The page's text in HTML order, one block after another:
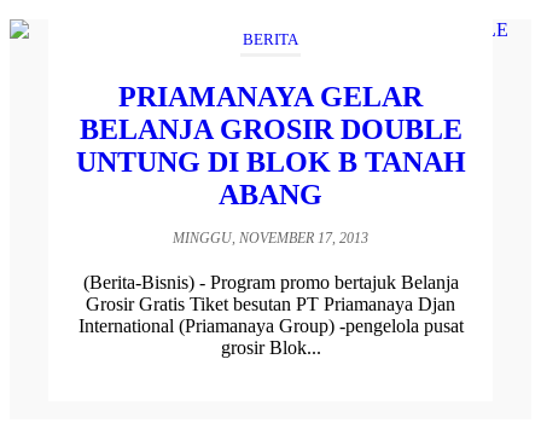
BERITA
PRIAMANAYA GELAR
BELANJA GROSIR DOUBLE
UNTUNG DI BLOK B TANAH
ABANG
MINGGU, NOVEMBER 17, 2013
(Berita-Bisnis) - Program promo bertajuk Belanja
Grosir Gratis Tiket besutan PT Priamanaya Djan
International (Priamanaya Group) -pengelola pusat
grosir Blok...